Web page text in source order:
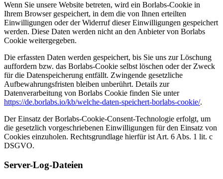
Wenn Sie unsere Website betreten, wird ein Borlabs-Cookie in
Ihrem Browser gespeichert, in dem die von Ihnen erteilten
Einwilligungen oder der Widerruf dieser Einwilligungen gespeichert
werden. Diese Daten werden nicht an den Anbieter von Borlabs
Cookie weitergegeben.
Die erfassten Daten werden gespeichert, bis Sie uns zur Löschung
auffordern bzw. das Borlabs-Cookie selbst löschen oder der Zweck
für die Datenspeicherung entfällt. Zwingende gesetzliche
Aufbewahrungsfristen bleiben unberührt. Details zur
Datenverarbeitung von Borlabs Cookie finden Sie unter
https://de.borlabs.io/kb/welche-daten-speichert-borlabs-cookie/.
Der Einsatz der Borlabs-Cookie-Consent-Technologie erfolgt, um
die gesetzlich vorgeschriebenen Einwilligungen für den Einsatz von
Cookies einzuholen. Rechtsgrundlage hierfür ist Art. 6 Abs. 1 lit. c
DSGVO.
Server-Log-Dateien